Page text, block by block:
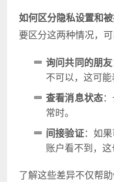
如何区分隐私设置和
要区分这两种情况，可
询问共同的朋友
不可以，这可能
查看消息状态
常时。
间接验证：如
账户看不到，这
了解这些差异不仅帮